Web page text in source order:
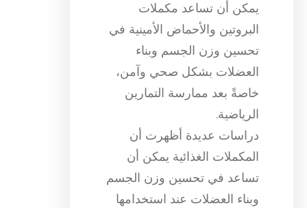
يمكن أن تساعد مكملات
البروتين والأحماض الأمينية في
تحسين وزن الجسم وبناء
العضلات بشكل صحي وآمن،
خاصةً بعد ممارسة التمارين
الرياضية.
دراسات عديدة أظهرت أن
المكملات الغذائية يمكن أن
تساعد في تحسين وزن الجسم
وبناء العضلات عند استخدامها